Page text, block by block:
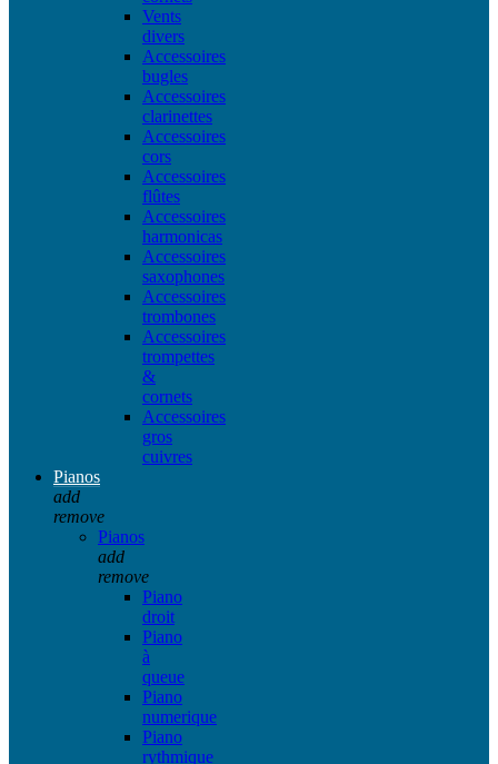
Vents
divers
Accessoires
bugles
Accessoires
clarinettes
Accessoires
cors
Accessoires
flûtes
Accessoires
harmonicas
Accessoires
saxophones
Accessoires
trombones
Accessoires
trompettes
&
cornets
Accessoires
gros
cuivres
Pianos
add
remove
Pianos
add
remove
Piano
droit
Piano
à
queue
Piano
numerique
Piano
rythmique